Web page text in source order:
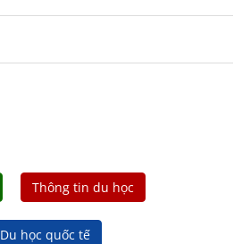
Thông tin du học
Du học quốc tế